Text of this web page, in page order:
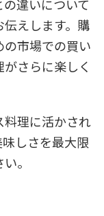
違いについて
えします。購
市場での買い
さらに楽しく
料理に活かされ
しさを最大限
。